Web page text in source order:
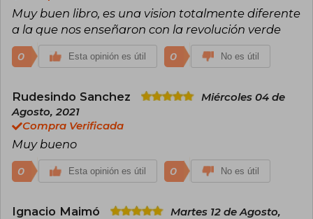
reconocido internacionalmente, incluyendo el
Premio Banksia Internacional en 2003 y el
Buckminster Fuller Challenge en 2010.
Muy buen libro, es una vision totalmente diferente
a la que nos enseñaron con la revolución verde
0 Esta opinión es útil 0 No es útil
Rudesindo Sanchez
Miércoles 04 de
Agosto, 2021
Compra Verificada
Muy bueno
0 Esta opinión es útil 0 No es útil
Ignacio Maimó
Martes 12 de Agosto,